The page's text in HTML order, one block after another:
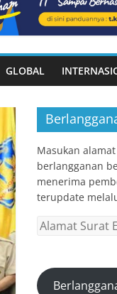
GLOBAL
Masukan
berlangganan
menerima
terupdate
Alamat
(E-
mail)